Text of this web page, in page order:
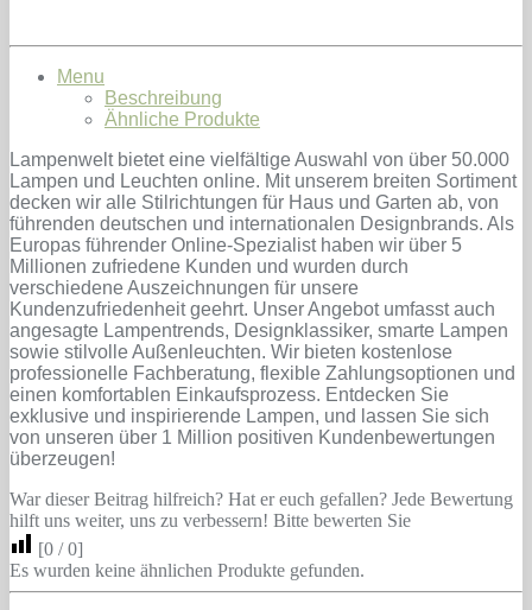
Menu
Beschreibung
Ähnliche Produkte
Lampenwelt bietet eine vielfältige Auswahl von über 50.000
Lampen und Leuchten online. Mit unserem breiten Sortiment
decken wir alle Stilrichtungen für Haus und Garten ab, von
führenden deutschen und internationalen Designbrands. Als
Europas führender Online-Spezialist haben wir über 5
Millionen zufriedene Kunden und wurden durch
verschiedene Auszeichnungen für unsere
Kundenzufriedenheit geehrt. Unser Angebot umfasst auch
angesagte Lampentrends, Designklassiker, smarte Lampen
sowie stilvolle Außenleuchten. Wir bieten kostenlose
professionelle Fachberatung, flexible Zahlungsoptionen und
einen komfortablen Einkaufsprozess. Entdecken Sie
exklusive und inspirierende Lampen, und lassen Sie sich
von unseren über 1 Million positiven Kundenbewertungen
überzeugen!
War dieser Beitrag hilfreich? Hat er euch gefallen? Jede Bewertung
hilft uns weiter, uns zu verbessern! Bitte bewerten Sie
[0 /0]
Es wurden keine ähnlichen Produkte gefunden.